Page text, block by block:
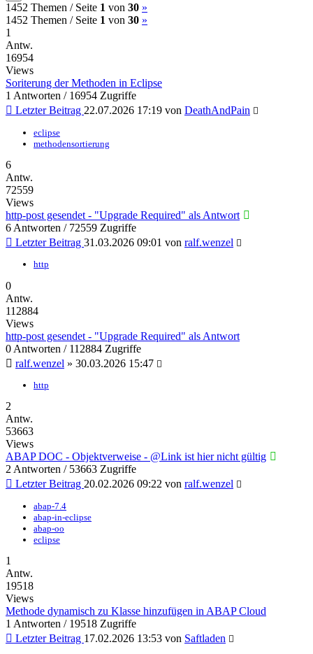
1452 Themen / Seite 1 von 30 (current)
»
1452 Themen / Seite 1 von 30 (current)
»
1
Antw.
16954
Views
Soriterung der Methoden in Eclipse
1 Antworten / 16954 Zugriffe
Letzter Beitrag 22.07.2026 17:19 von DeathAndPain
eclipse
methodensortierung
6
Antw.
72559
Views
http-post gesendet - "Upgrade Required" als Antwort
6 Antworten / 72559 Zugriffe
Letzter Beitrag 31.03.2026 09:01 von ralf.wenzel
http
0
Antw.
112884
Views
http-post gesendet - "Upgrade Required" als Antwort
0 Antworten / 112884 Zugriffe
ralf.wenzel » 30.03.2026 15:47
http
2
Antw.
53663
Views
ABAP DOC - Objektverweise - @Link ist hier nicht gültig
2 Antworten / 53663 Zugriffe
Letzter Beitrag 20.02.2026 09:22 von ralf.wenzel
abap-7.4
abap-in-eclipse
abap-oo
eclipse
1
Antw.
19518
Views
Methode dynamisch zu Klasse hinzufügen in ABAP Cloud
1 Antworten / 19518 Zugriffe
Letzter Beitrag 17.02.2026 13:53 von Saftladen